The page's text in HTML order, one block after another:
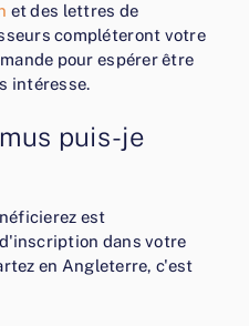
et des lettres de
compléteront votre
pour espérer être
intéresse.
puis-je
est
dans votre
en Angleterre, c'est